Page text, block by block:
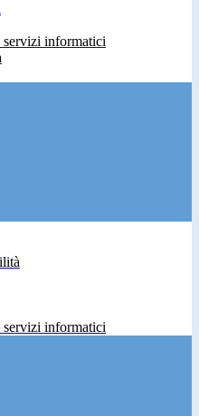
servizi informatici
servizi informatici